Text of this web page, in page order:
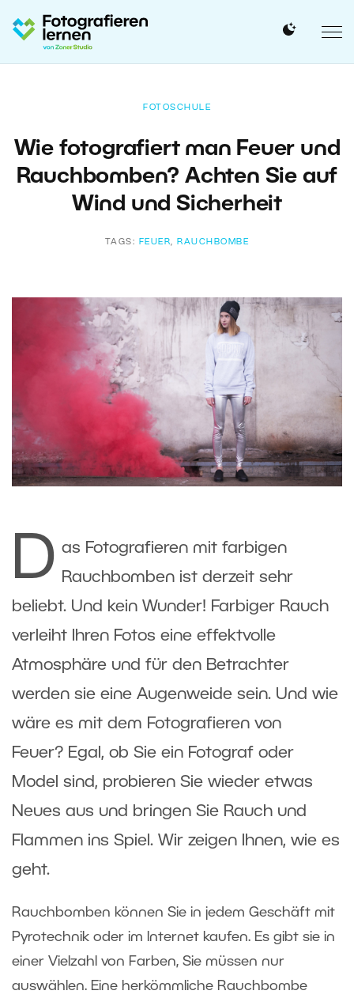
FOTOSCHULE
Wie fotografiert man Feuer und
Rauchbomben? Achten Sie auf
Wind und Sicherheit
TAGS: FEUER, RAUCHBOMBE
D as Fotografieren mit farbigen
Rauchbomben ist derzeit sehr
beliebt. Und kein Wunder! Farbiger Rauch
verleiht Ihren Fotos eine effektvolle
Atmosphäre und für den Betrachter
werden sie eine Augenweide sein. Und wie
wäre es mit dem Fotografieren von
Feuer? Egal, ob Sie ein Fotograf oder
Model sind, probieren Sie wieder etwas
Neues aus und bringen Sie Rauch und
Flammen ins Spiel. Wir zeigen Ihnen, wie es
geht.
Rauchbomben können Sie in jedem Geschäft mit
Pyrotechnik oder im Internet kaufen. Es gibt sie in
einer Vielzahl von Farben, Sie müssen nur
auswählen. Eine herkömmliche Rauchbombe